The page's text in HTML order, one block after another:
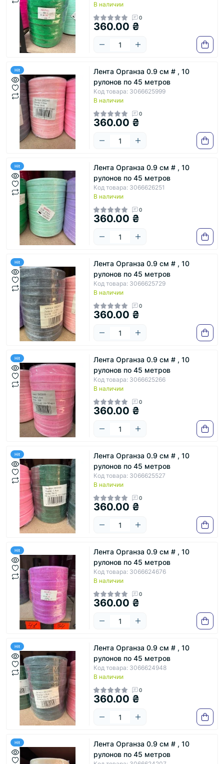
В наличии
0
360.00 ₴
Hit
Лента Органза 0.9 см # , 10
рулонов по 45 метров
Код товара: 3066625999
В наличии
0
360.00 ₴
Hit
Лента Органза 0.9 см # , 10
рулонов по 45 метров
Код товара: 3066626251
В наличии
0
360.00 ₴
Hit
Лента Органза 0.9 см # , 10
рулонов по 45 метров
Код товара: 3066625729
В наличии
0
360.00 ₴
Hit
Лента Органза 0.9 см # , 10
рулонов по 45 метров
Код товара: 3066625266
В наличии
0
360.00 ₴
Hit
Лента Органза 0.9 см # , 10
рулонов по 45 метров
Код товара: 3066625527
В наличии
0
360.00 ₴
Hit
Лента Органза 0.9 см # , 10
рулонов по 45 метров
Код товара: 3066624676
В наличии
0
360.00 ₴
Hit
Лента Органза 0.9 см # , 10
рулонов по 45 метров
Код товара: 3066624948
В наличии
0
360.00 ₴
Hit
Лента Органза 0.9 см # , 10
рулонов по 45 метров